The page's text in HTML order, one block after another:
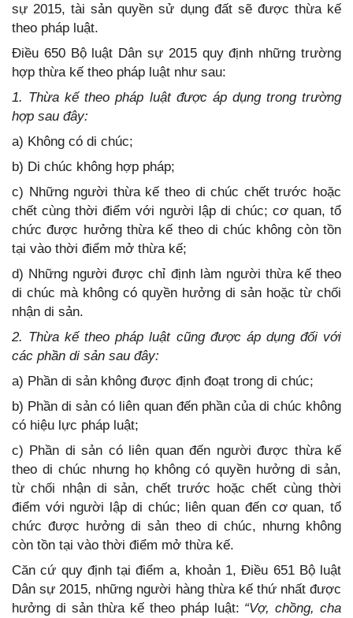
sự 2015, tài sản quyền sử dụng đất sẽ được thừa kế
theo pháp luật.
Điều 650 Bộ luật Dân sự 2015 quy định những trường
hợp thừa kế theo pháp luật như sau:
1. Thừa kế theo pháp luật được áp dụng trong trường
hợp sau đây:
a) Không có di chúc;
b) Di chúc không hợp pháp;
c) Những người thừa kế theo di chúc chết trước hoặc
chết cùng thời điểm với người lập di chúc; cơ quan, tổ
chức được hưởng thừa kế theo di chúc không còn tồn
tại vào thời điểm mở thừa kế;
d) Những người được chỉ định làm người thừa kế theo
di chúc mà không có quyền hưởng di sản hoặc từ chối
nhận di sản.
2. Thừa kế theo pháp luật cũng được áp dụng đối với
các phần di sản sau đây:
a) Phần di sản không được định đoạt trong di chúc;
b) Phần di sản có liên quan đến phần của di chúc không
có hiệu lực pháp luật;
c) Phần di sản có liên quan đến người được thừa kế
theo di chúc nhưng họ không có quyền hưởng di sản,
từ chối nhận di sản, chết trước hoặc chết cùng thời
điểm với người lập di chúc; liên quan đến cơ quan, tổ
chức được hưởng di sản theo di chúc, nhưng không
còn tồn tại vào thời điểm mở thừa kế.
Căn cứ quy định tại điểm a, khoản 1, Điều 651 Bộ luật
Dân sự 2015, những người hàng thừa kế thứ nhất được
hưởng di sản thừa kế theo pháp luật: “Vợ, chồng, cha